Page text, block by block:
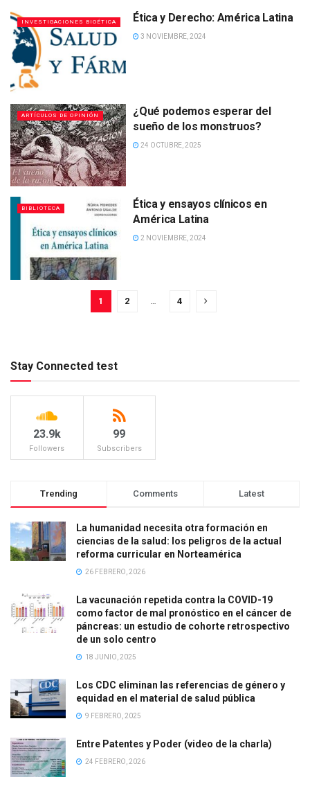
INVESTIGACIONES BIOÉTICA Ética y Derecho: América Latina
3 NOVIEMBRE, 2024
ARTÍCULOS DE OPINIÓN
¿Qué podemos esperar del
sueño de los monstruos?
24 OCTUBRE, 2025
BIBLIOTECA
Ética y ensayos clínicos en
América Latina
2 NOVIEMBRE, 2024
1 2 4
Stay Connected test
23.9k
Followers
99
Subscribers
Trending Comments Latest
La humanidad necesita otra formación en
ciencias de la salud: los peligros de la actual
reforma curricular en Norteamérica
26 FEBRERO, 2026
La vacunación repetida contra la COVID-19
como factor de mal pronóstico en el cáncer de
páncreas: un estudio de cohorte retrospectivo
de un solo centro
18 JUNIO, 2025
Los CDC eliminan las referencias de género y
equidad en el material de salud pública
9 FEBRERO, 2025
Entre Patentes y Poder (video de la charla)
24 FEBRERO, 2026